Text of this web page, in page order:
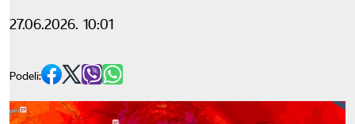
27.06.2026. 10:01
Podeli: